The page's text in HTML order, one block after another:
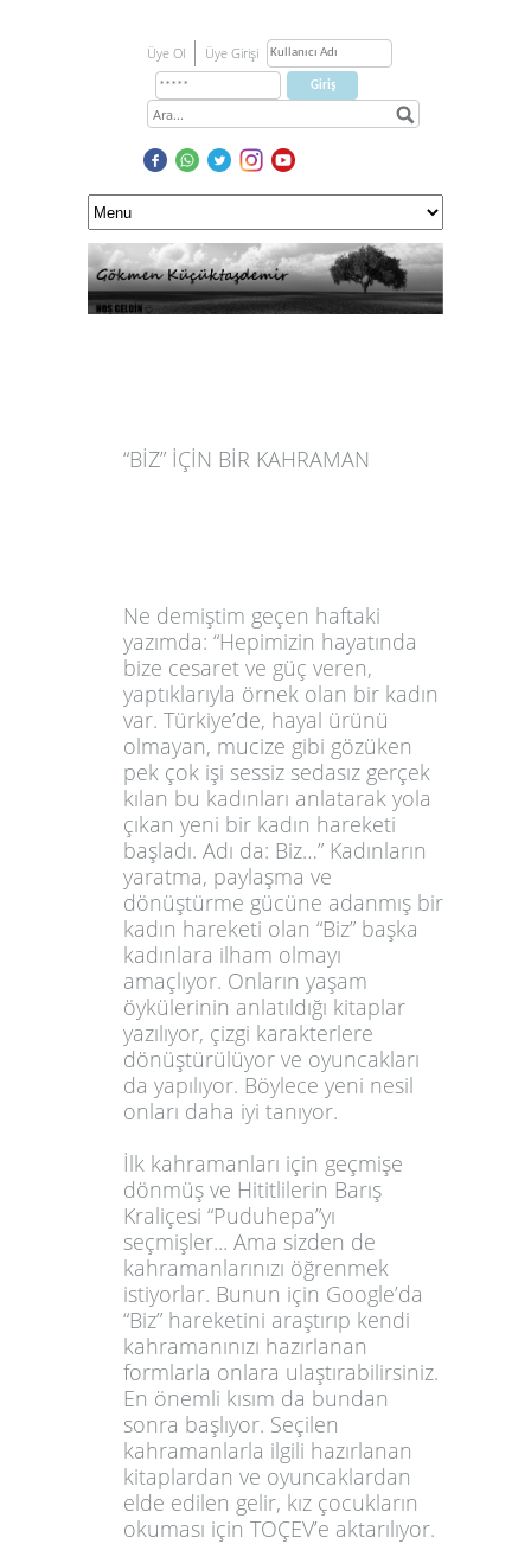
Üye Ol Üye Girişi
“BİZ” İÇİN BİR KAHRAMAN
Ne demiştim geçen haftaki
yazımda: “Hepimizin hayatında
bize cesaret ve güç veren,
yaptıklarıyla örnek olan bir kadın
var. Türkiye’de, hayal ürünü
olmayan, mucize gibi gözüken
pek çok işi sessiz sedasız gerçek
kılan bu kadınları anlatarak yola
çıkan yeni bir kadın hareketi
başladı. Adı da: Biz…” Kadınların
yaratma, paylaşma ve
dönüştürme gücüne adanmış bir
kadın hareketi olan “Biz” başka
kadınlara ilham olmayı
amaçlıyor. Onların yaşam
öykülerinin anlatıldığı kitaplar
yazılıyor, çizgi karakterlere
dönüştürülüyor ve oyuncakları
da yapılıyor. Böylece yeni nesil
onları daha iyi tanıyor.
İlk kahramanları için geçmişe
dönmüş ve Hititlilerin Barış
Kraliçesi “Puduhepa”yı
seçmişler... Ama sizden de
kahramanlarınızı öğrenmek
istiyorlar. Bunun için Google’da
“Biz” hareketini araştırıp kendi
kahramanınızı hazırlanan
formlarla onlara ulaştırabilirsiniz.
En önemli kısım da bundan
sonra başlıyor. Seçilen
kahramanlarla ilgili hazırlanan
kitaplardan ve oyuncaklardan
elde edilen gelir, kız çocukların
okuması için TOÇEV’e aktarılıyor.